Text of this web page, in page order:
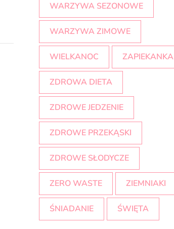
WARZYWA SEZONOWE
WARZYWA ZIMOWE
WIELKANOC ZAPIEKANKA
ZDROWA DIETA
ZDROWE JEDZENIE
ZDROWE PRZEKĄSKI
ZDROWE SŁODYCZE
ZERO WASTE ZIEMNIAKI
ŚNIADANIE ŚWIĘTA